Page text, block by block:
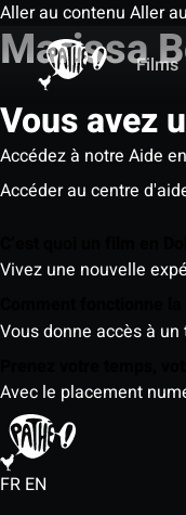
Aller au contenu Aller
Films
Marissa
Vous avez
Accédez à notre Aide
Accéder au centre
Vivez une nouvelle
Vous donne accès à
Avec le placement
FR EN